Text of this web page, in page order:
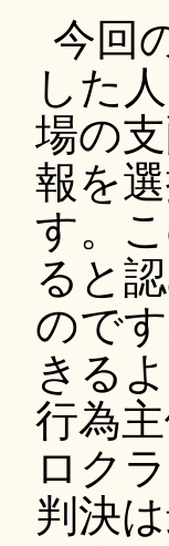
今回
した
場の
報を
す。
ると
ので
きる
行為
ロク
判決